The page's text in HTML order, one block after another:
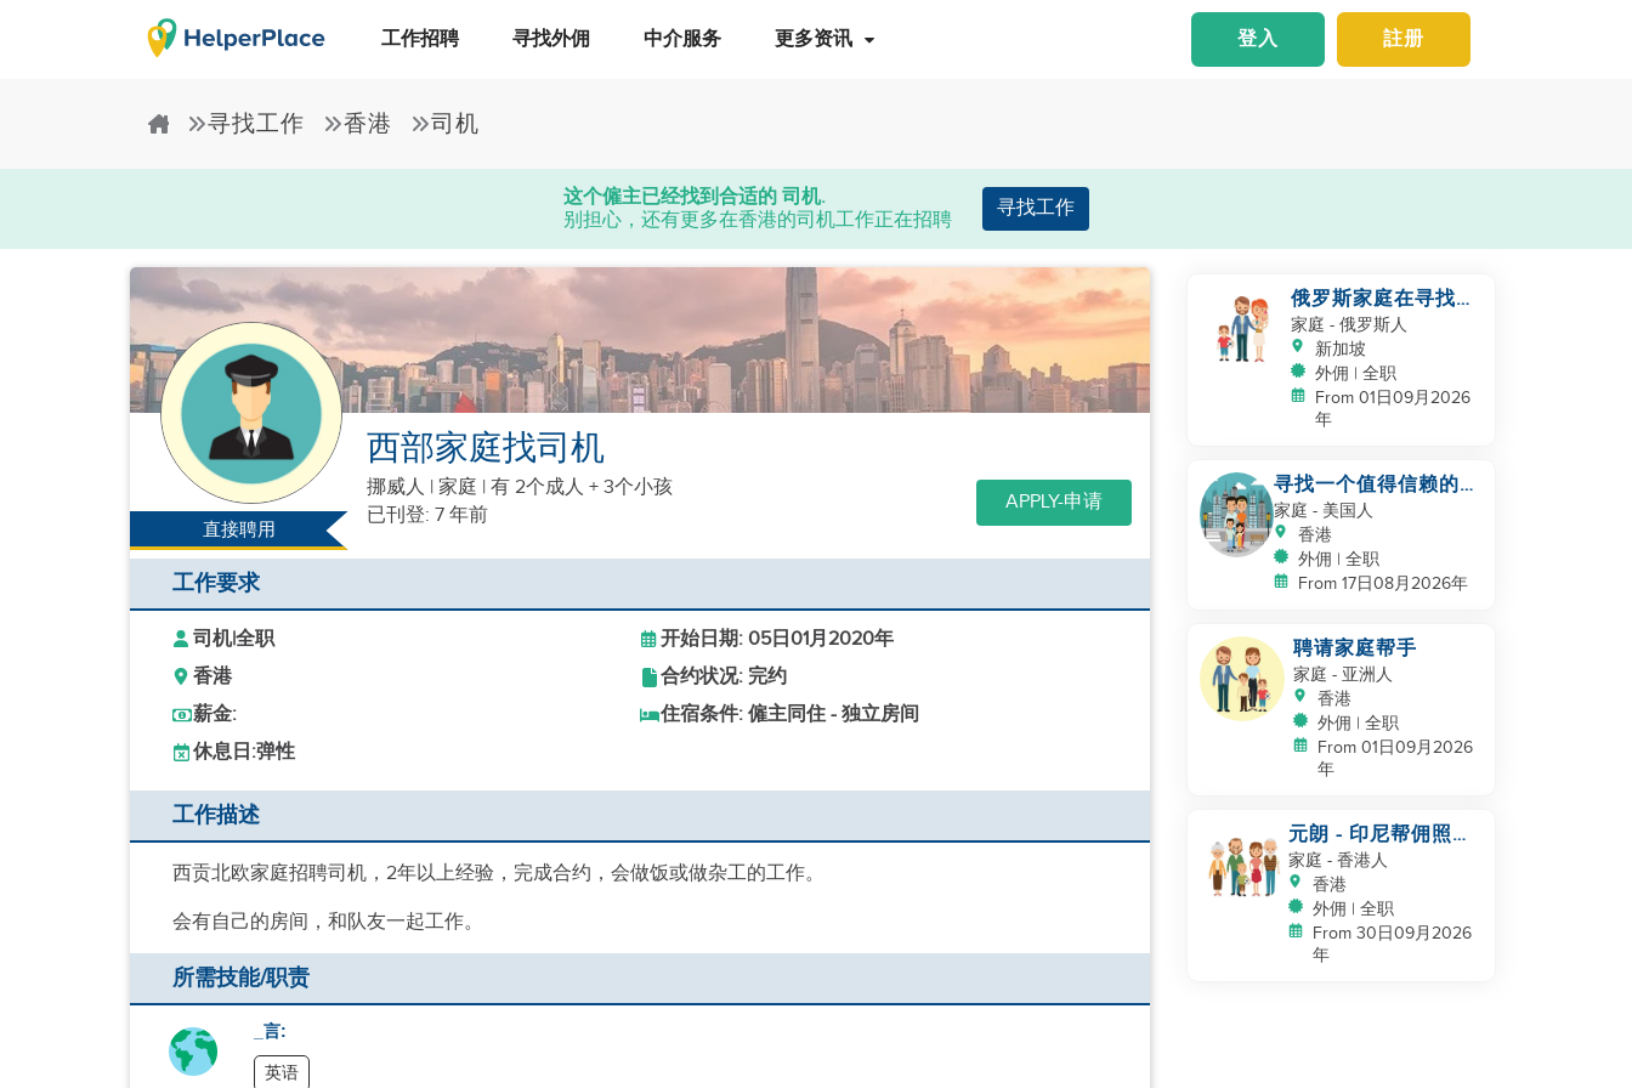
工作招聘 寻找外佣 中介服务 更多资讯 註册
登入
寻找工作 香港 司机
这个僱主已经找到合适的 司机.
别担心，还有更多在香港的司机工作正在招聘
寻找工作
直接聘用
西部家庭找司机
挪威人 | 家庭 | 有 2个成人 + 3个小孩
已刊登: 7 年前
APPLY-申请
工作要求
司机|全职
开始日期: 05日01月2020年
香港
合约状况: 完约
薪金:
住宿条件: 僱主同住 - 独立房间
休息日:弹性
工作描述
西贡北欧家庭招聘司机，2年以上经验，完成合约，会做饭或做杂工的工作。
会有自己的房间，和队友一起工作。
所需技能/职责
_言:
英语
俄罗斯家庭在寻找助
手
家庭 - 俄罗斯人
新加坡
外佣 | 全职
From 01日09月2026
年
寻找一个值得信赖的、
热爱孩子的帮手
家庭 - 美国人
香港
外佣 | 全职
From 17日08月2026年
聘请家庭帮手
家庭 - 亚洲人
香港
外佣 | 全职
From 01日09月2026
年
元朗 - 印尼帮佣照顾
NB
家庭 - 香港人
香港
外佣 | 全职
From 30日09月2026
年